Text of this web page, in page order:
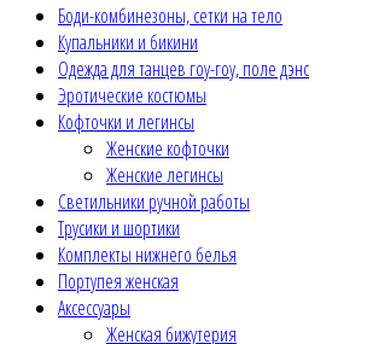
Боди-комбинезоны, сетки на тело
Купальники и бикини
Одежда для танцев гоу-гоу, поле дэнс
Эротические костюмы
Кофточки и легинсы
Женские кофточки
Женские легинсы
Светильники ручной работы
Трусики и шортики
Комплекты нижнего белья
Портупея женская
Аксессуары
Женская бижутерия